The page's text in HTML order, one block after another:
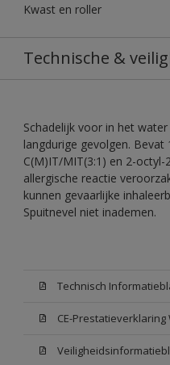
Kwast en roller
Technische &
Schadelijk voor in het
langdurige gevolgen.
C(M)IT/MIT(3:1) en 2-
allergische reactie
kunnen gevaarlijke
Spuitnevel niet inademen.
Technisch
CE-Prestatieverklaring